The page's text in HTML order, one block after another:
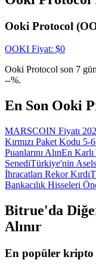
Ooki Protocol
OOKI Fiyat: $0
Ooki Protocol son 7
--%.
En Son Ooki
MARSCOIN Fiyatı
Kırmızı Paket Kodu
Puanlarını AlınEn
SenediTürkiye'nin
İhracatları Rekor Kırdı
Bankacılık Hisseleri
Bitrue'da
Alınır
En popüler